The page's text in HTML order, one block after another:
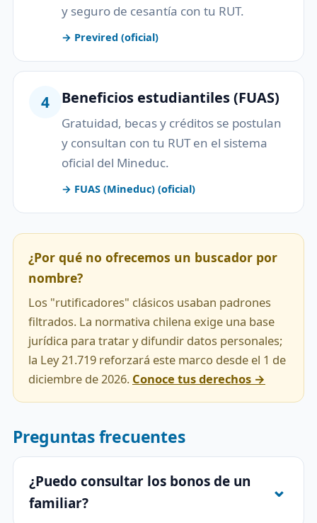
y seguro de cesantía con tu RUT.
→ Previred (oficial)
4 Beneficios estudiantiles (FUAS)
Gratuidad, becas y créditos se postulan
y consultan con tu RUT en el sistema
oficial del Mineduc.
→ FUAS (Mineduc) (oficial)
¿Por qué no ofrecemos un buscador por
nombre?
Los "rutificadores" clásicos usaban padrones
filtrados. La normativa chilena exige una base
jurídica para tratar y difundir datos personales;
la Ley 21.719 reforzará este marco desde el 1 de
diciembre de 2026. Conoce tus derechos →
Preguntas frecuentes
¿Puedo consultar los bonos de un
familiar?